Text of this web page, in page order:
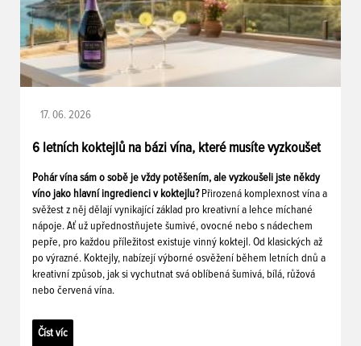
17. 06. 2026
6 letních koktejlů na bázi vína, které musíte vyzkoušet
Pohár vína sám o sobě je vždy potěšením, ale vyzkoušeli jste někdy
víno jako hlavní ingredienci v koktejlu? Přirozená komplexnost vína a
svěžest z něj dělají vynikající základ pro kreativní a lehce míchané
nápoje. Ať už upřednostňujete šumivé, ovocné nebo s nádechem
pepře, pro každou příležitost existuje vinný koktejl. Od klasických až
po výrazné. Koktejly, nabízejí výborné osvěžení během letních dnů a
kreativní způsob, jak si vychutnat svá oblíbená šumivá, bílá, růžová
nebo červená vína.
Číst víc